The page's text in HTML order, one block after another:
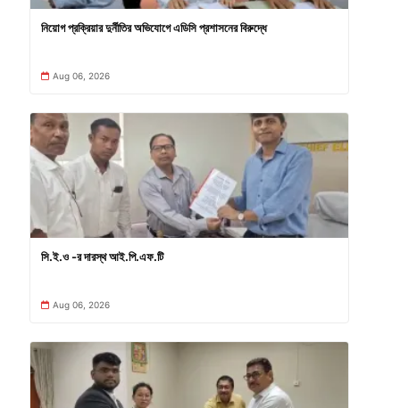
নিয়োগ প্রক্রিয়ার দুর্নীতির অভিযোগে এডিসি প্রশাসনের বিরুদ্ধে
Aug 06, 2026
সি.ই.ও -র দারস্থ আই.পি.এফ.টি
Aug 06, 2026